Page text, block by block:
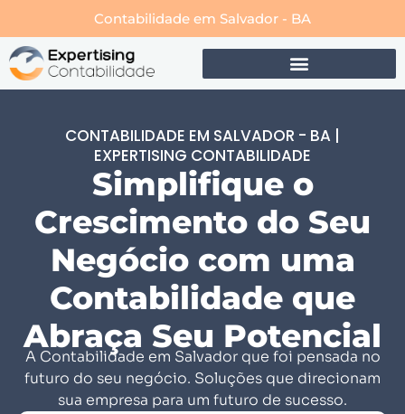
Contabilidade em Salvador - BA
CONTABILIDADE EM SALVADOR - BA |
EXPERTISING CONTABILIDADE
Simplifique o
Crescimento do Seu
Negócio com uma
Contabilidade que
Abraça Seu Potencial
A Contabilidade em Salvador que foi pensada no
futuro do seu negócio. Soluções que direcionam
sua empresa para um futuro de sucesso.